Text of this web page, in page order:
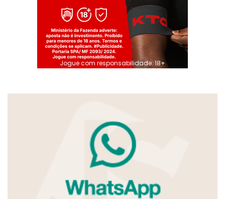
Jogue com responsabilidade. 18+